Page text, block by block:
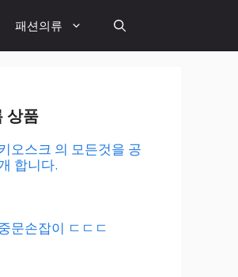
패션의류
상품
오스크 의 모든것을 공
합니다.
문손잡이 ㄷㄷㄷ